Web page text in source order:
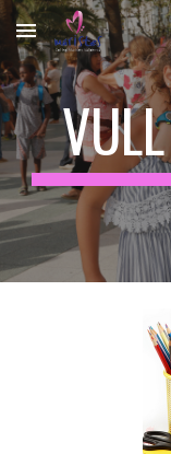
Skip to main content